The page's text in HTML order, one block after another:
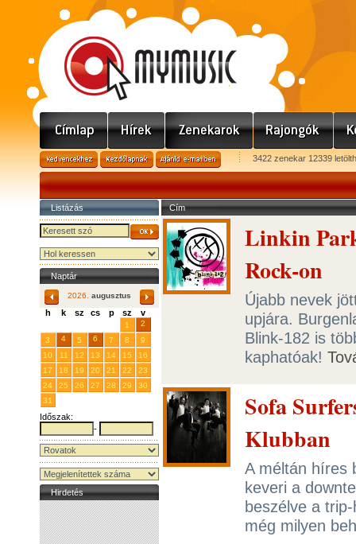
3422 zenekar 12339
Listázás
Naptár
2026. augusztus
h k sz cs p sz v
1
2
3
4 5 6 7 8
9
10
11 12 13 14 15
16
17
18 19 20 21 22
23
24
25 26 27 28 29
30
31
Időszak:
-
Hirdetés
Cím
Linkin
Rock-on
Újabb nevek
upjára.
Blink-182 is
kaphatóak!
Sofa
Klubban
A méltán híres
keveri a
beszélve a
még milyen